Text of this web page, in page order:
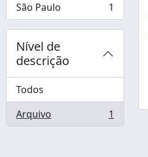
São Paulo
, 1 resultados 1
Nível de
descrição
Todos
Arquivo
, 1 resultados 1